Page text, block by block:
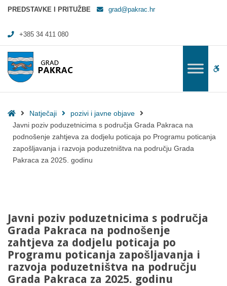
Javni poziv poduzetnicima s područja Grada Pakraca na podnošenje
PREDSTAVKE I PRITUŽBE grad@pakrac.hr
+385 34 411 080
HomeNatječaji
pozivi i javne objave
Javni poziv poduzetnicima s područja Grada Pakraca na
podnošenje zahtjeva za dodjelu poticaja po Programu poticanja
zapošljavanja i razvoja poduzetništva na području Grada
Pakraca za 2025. godinu
Javni poziv poduzetnicima s područja
Grada Pakraca na podnošenje
zahtjeva za dodjelu poticaja po
Programu poticanja zapošljavanja i
razvoja poduzetništva na području
Grada Pakraca za 2025. godinu